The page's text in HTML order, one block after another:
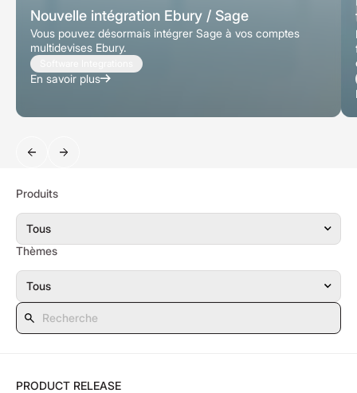
Nouvelle intégration Ebury / Sage
Vous pouvez désormais intégrer Sage à vos comptes
multidevises Ebury.
En savoir plus
Produits
Thèmes
PRODUCT RELEASE